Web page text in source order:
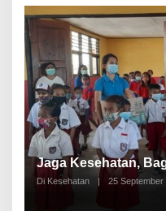
Jaga Kesehatan,
Di Kesehatan 25 September